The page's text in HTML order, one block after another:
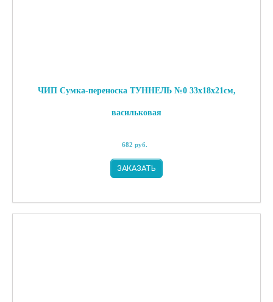
ЧИП Сумка-переноска ТУННЕЛЬ №0 33х18х21см,
васильковая
682 руб.
ЗАКАЗАТЬ